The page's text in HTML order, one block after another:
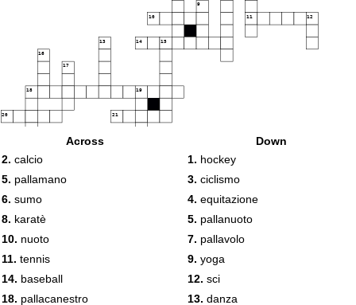
9
10 11 12
13 14 15
16
17
18 19
20 21
Across
2. calcio
5. pallamano
6. sumo
8. karatè
10. nuoto
11. tennis
14. baseball
18. pallacanestro
Down
1. hockey
3. ciclismo
4. equitazione
5. pallanuoto
7. pallavolo
9. yoga
12. sci
13. danza